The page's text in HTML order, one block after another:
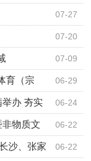
07-27
07-20
07-09
06-29
育（宗
06-24
举办 夯实
06-22
非物质文
06-22
沙、张家